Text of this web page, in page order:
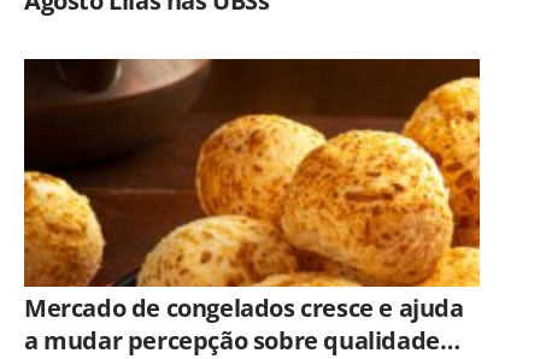
Mercado de congelados cresce e ajuda
a mudar percepção sobre qualidade